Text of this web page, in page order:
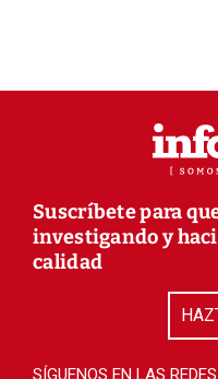
Suscríbete para
investigando y
calidad
SÍGUENOS EN LAS REDES